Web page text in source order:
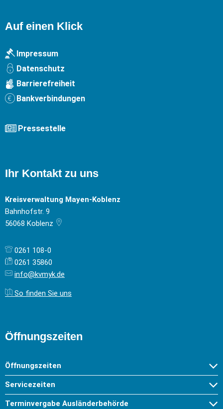
Auf einen Klick
Impressum
Datenschutz
Barrierefreiheit
Bankverbindungen
Pressestelle
Ihr Kontakt zu uns
Kreisverwaltung Mayen-Koblenz
Bahnhofstr. 9
56068 Koblenz
0261 108-0
0261 35860
info@kvmyk.de
So finden Sie uns
Öffnungszeiten
Öffnungszeiten
Servicezeiten
Terminvergabe Ausländerbehörde